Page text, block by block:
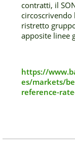
contratti, il
circoscrivendo
ristretto
apposite linee
https://
es/markets/
reference-